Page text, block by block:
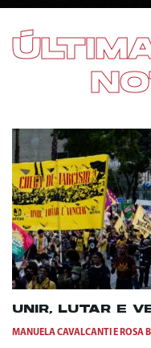
UNIR, LUTAR E
MANUELA CAVALCANTI E ROSA